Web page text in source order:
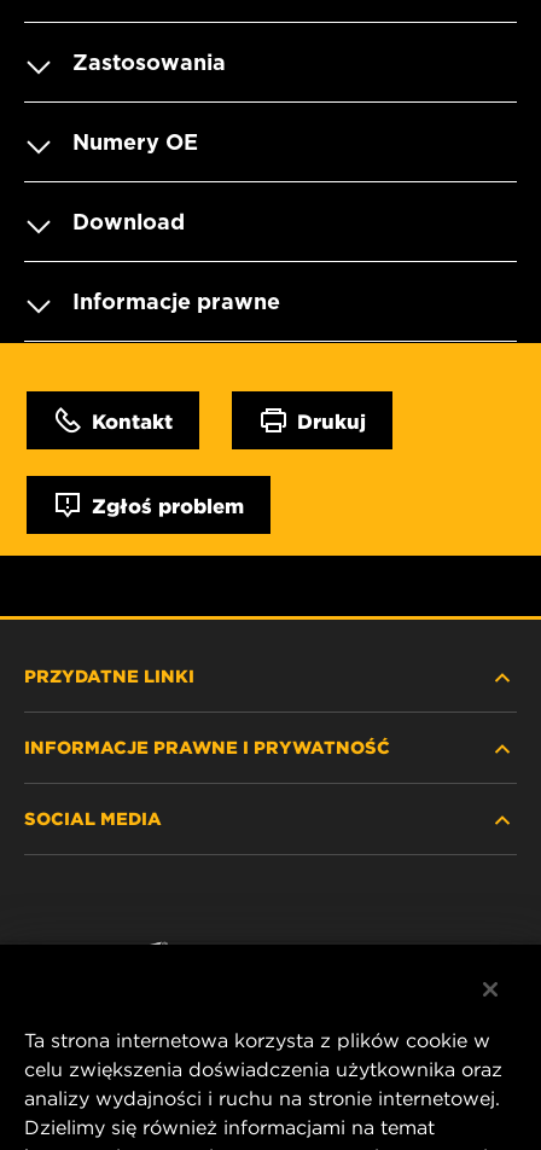
Zastosowania
Numery OE
Download
Informacje prawne
Kontakt Drukuj
Zgłoś problem
PRZYDATNE LINKI
GDZIE KUPIĆ
INFORMACJE PRAWNE I PRYWATNOŚĆ
SOCIAL MEDIA
MANN+HUMMEL FT Poland
ul. Wrocławska 145,
Ta strona internetowa korzysta z plików cookie w
celu zwiększenia doświadczenia użytkownika oraz
analizy wydajności i ruchu na stronie internetowej.
Dzielimy się również informacjami na temat